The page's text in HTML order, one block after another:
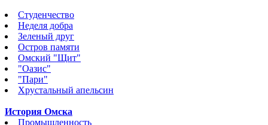
Студенчество
Неделя добра
Зеленый друг
Остров памяти
Омский "Щит"
"Оазис"
"Пари"
Хрустальный апельсин
История Омска
Промышленность